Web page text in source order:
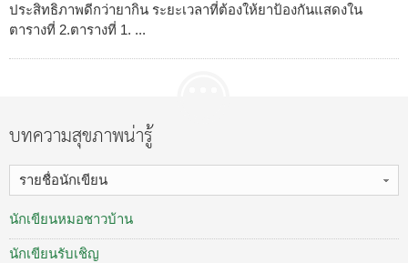
ประสิทธิภาพดีกว่ายากิน ระยะเวลาที่ต้องให้ยาป้องกันแสดงใน
ตารางที่ 2.ตารางที่ 1. ...
บทความสุขภาพน่ารู้
รายชื่อนักเขียน
นักเขียนหมอชาวบ้าน
นักเขียนรับเชิญ